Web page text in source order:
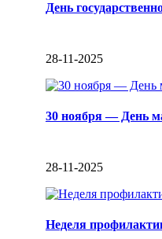
День
28-11-2025
30 ноября — День
28-11-2025
Неделя